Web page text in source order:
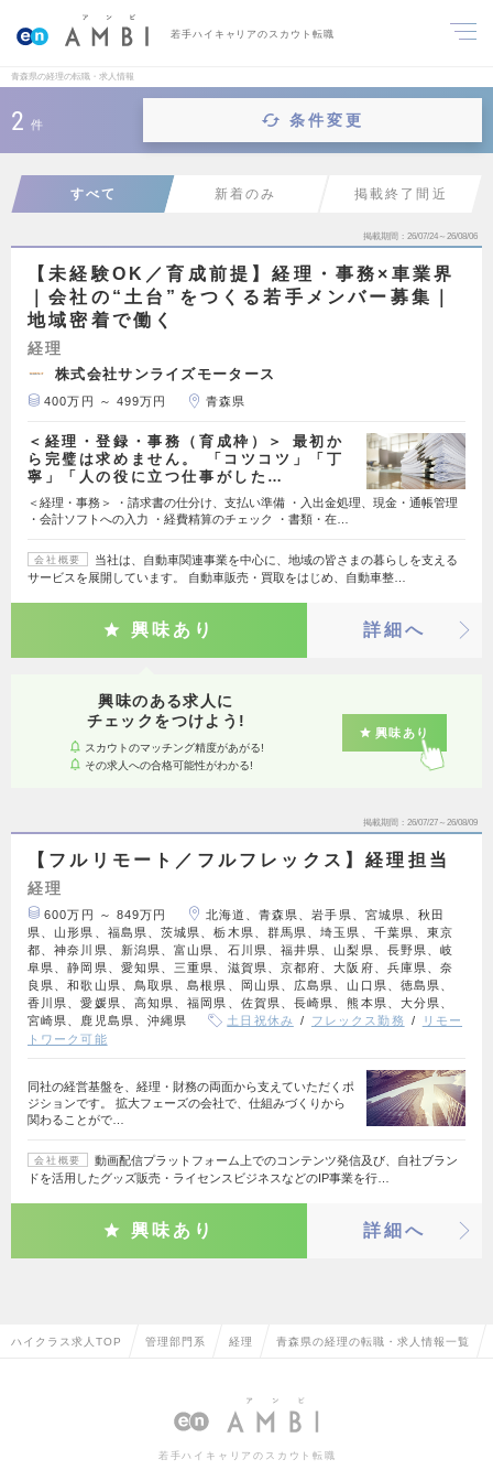
若手ハイキャリアのスカウト転職
青森県の経理の転職・求人情報
2 件 条件変更
すべて 新着のみ 掲載終了間近
掲載期間 26/07/24～26/08/06
【未経験OK／育成前提】経理・事務×車業界
｜会社の“土台”をつくる若手メンバー募集｜
地域密着で働く
経理
株式会社サンライズモータース
400万円 ～ 499万円 青森県
＜経理・登録・事務（育成枠）＞ 最初か
ら完璧は求めません。 「コツコツ」「丁
寧」「人の役に立つ仕事がした…
＜経理・事務＞ ・請求書の仕分け、支払い準備 ・入出金処理、現金・通帳管理
・会計ソフトへの入力 ・経費精算のチェック ・書類・在…
会社概要
当社は、自動車関連事業を中心に、地域の皆さまの暮らしを支える
サービスを展開しています。 自動車販売・買取をはじめ、自動車整…
興味あり 詳細へ
興味のある求人に
チェックをつけよう!
スカウトのマッチング精度があがる!
その求人への合格可能性がわかる!
興味あり
掲載期間 26/07/27～26/08/09
【フルリモート／フルフレックス】経理担当
経理
600万円 ～ 849万円
北海道、青森県、岩手県、宮城県、秋田
県、山形県、福島県、茨城県、栃木県、群馬県、埼玉県、千葉県、東京
都、神奈川県、新潟県、富山県、石川県、福井県、山梨県、長野県、岐
阜県、静岡県、愛知県、三重県、滋賀県、京都府、大阪府、兵庫県、奈
良県、和歌山県、鳥取県、島根県、岡山県、広島県、山口県、徳島県、
香川県、愛媛県、高知県、福岡県、佐賀県、長崎県、熊本県、大分県、
宮崎県、鹿児島県、沖縄県
土日祝休み フレックス勤務
リモー
トワーク可能
同社の経営基盤を、経理・財務の両面から支えていただくポ
ジションです。 拡大フェーズの会社で、仕組みづくりから
関わることがで…
会社概要
動画配信プラットフォーム上でのコンテンツ発信及び、自社ブラン
ドを活用したグッズ販売・ライセンスビジネスなどのIP事業を行…
興味あり 詳細へ
ハイクラス求人TOP 管理部門系 経理 青森県の経理の転職・求人情報一覧
若手ハイキャリアのスカウト転職